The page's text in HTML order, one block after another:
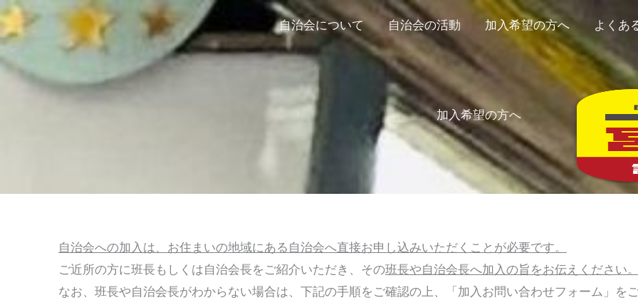
内
容
を
自治会について 自治会の活動 加入希望の方へ よくあ
加入希望の方へ
自治会への加入は、お住まいの地域にある自治会へ直接お申し込みいただくことが必要です。
ご近所の方に班長もしくは自治会長をご紹介いただき、その班長や自治会長へ加入の旨をお伝えください
なお、班長や自治会長がわからない場合は、下記の手順をご確認の上、「加入お問い合わせフォーム」を